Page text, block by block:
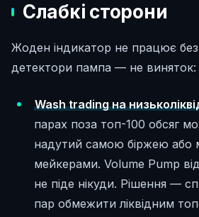
Слабкі сторони
Жоден індикатор не працює без
детектори пампа — не виняток:
Wash trading на
парах поза топ-100 обсяг
надутий самою біржею або
мейкерами. Volume Pump
не піде нікуди. Рішення —
пар обмежити ліквідним